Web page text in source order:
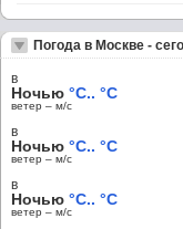
Погода в Москве -
в
Ночью °C.. °C
ветер – м/c
в
Ночью °C.. °C
ветер – м/c
в
Ночью °C.. °C
ветер – м/c